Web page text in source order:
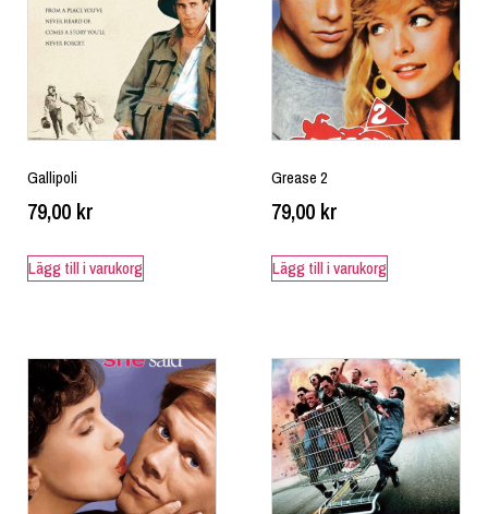
Gallipoli
79,00 kr
Lägg till i varukorg
Grease 2
79,00 kr
Lägg till i varukorg